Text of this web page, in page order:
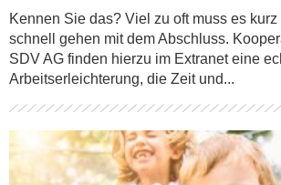
Kennen Sie das? Viel zu oft muss es
schnell gehen mit dem Abschluss.
SDV AG finden hierzu im Extranet eine
Arbeitserleichterung, die Zeit und...